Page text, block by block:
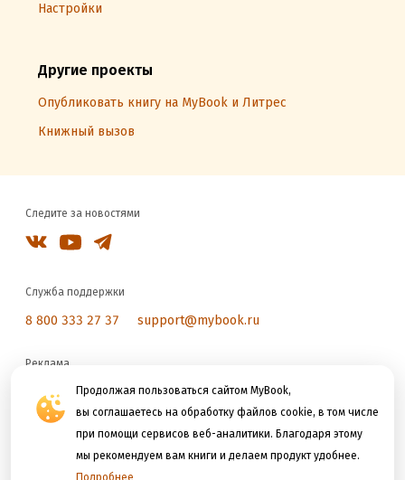
Продолжая пользоваться сайтом MyBook,
вы соглашаетесь на обработку файлов cookie, в том числе
при помощи сервисов веб-аналитики. Благодаря этому
мы рекомендуем вам книги и делаем продукт удобнее.
Подробнее
Настройки
Другие проекты
Опубликовать книгу на MyBook и Литрес
Книжный вызов
Следите за новостями
Служба поддержки
8 800 333 27 37 support@mybook.ru
Реклама
reklama@litres.ru
Мы принимаем к оплате